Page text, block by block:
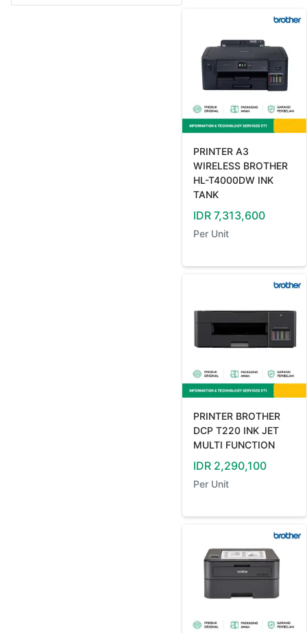
PRINTER A3
WIRELESS BROTHER
HL-T4000DW INK
TANK
IDR 7,313,600
Per Unit
PRINTER BROTHER
DCP T220 INK JET
MULTI FUNCTION
IDR 2,290,100
Per Unit